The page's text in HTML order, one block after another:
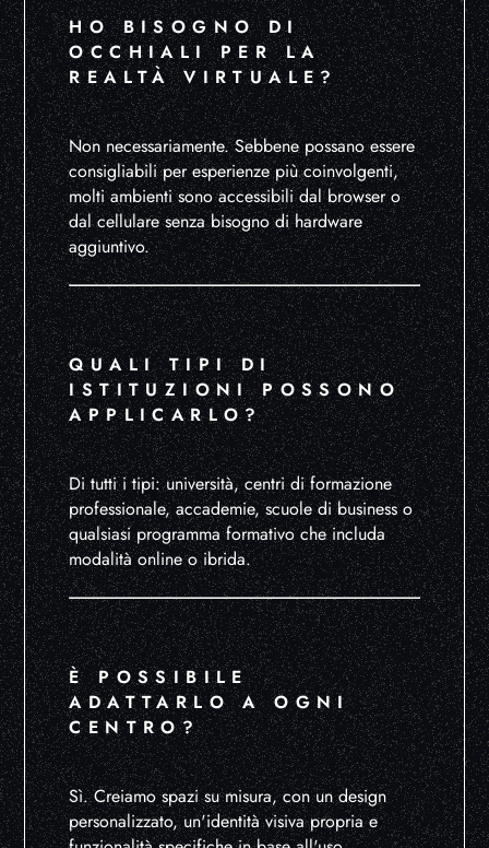
HO BISOGNO DI
OCCHIALI PER LA
REALTÀ VIRTUALE?
Non necessariamente. Sebbene possano essere
consigliabili per esperienze più coinvolgenti,
molti ambienti sono accessibili dal browser o
dal cellulare senza bisogno di hardware
aggiuntivo.
QUALI TIPI DI
ISTITUZIONI POSSONO
APPLICARLO?
Di tutti i tipi: università, centri di formazione
professionale, accademie, scuole di business o
qualsiasi programma formativo che includa
modalità online o ibrida.
È POSSIBILE
ADATTARLO A OGNI
CENTRO?
Sì. Creiamo spazi su misura, con un design
personalizzato, un'identità visiva propria e